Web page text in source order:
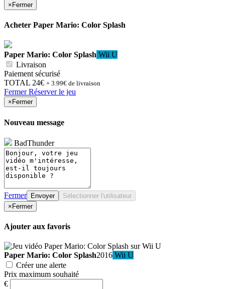
× Fermer
Acheter Paper Mario: Color Splash
Paper Mario: Color Splash Wii U
Livraison
Paiement sécurisé
TOTAL 24€ + 3.99€ de livraison
FermerRéserver le jeu
× Fermer
Nouveau message
BadThunder
Fermer Envoyer
Sélectionner l'utilisateur
× Fermer
Ajouter aux favoris
Paper Mario: Color Splash2016 Wii U
Créer une alerte
Prix maximum souhaité
€